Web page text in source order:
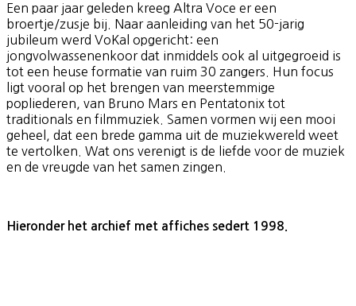
Een paar jaar geleden kreeg Altra Voce er een
broertje/zusje bij. Naar aanleiding van het 50-jarig
jubileum werd VoKal opgericht: een
jongvolwassenenkoor dat inmiddels ook al uitgegroeid is
tot een heuse formatie van ruim 30 zangers. Hun focus
ligt vooral op het brengen van meerstemmige
popliederen, van Bruno Mars en Pentatonix tot
traditionals en filmmuziek. Samen vormen wij een mooi
geheel, dat een brede gamma uit de muziekwereld weet
te vertolken. Wat ons verenigt is de liefde voor de muziek
en de vreugde van het samen zingen.
Hieronder het archief met affiches sedert 1998.